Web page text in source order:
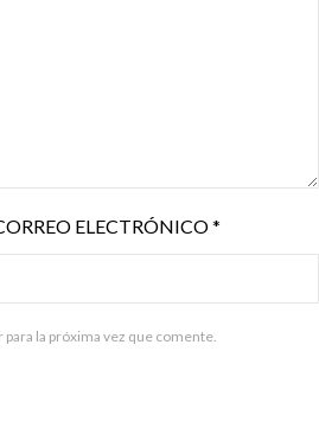
ELECTRÓNICO*
la próxima vez que comente.